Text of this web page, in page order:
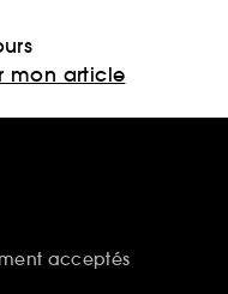
mon article
acceptés